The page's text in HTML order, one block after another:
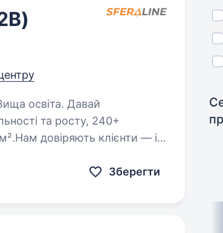
Давай
та росту, 240+
довіряють клієнти — і
Зберегти